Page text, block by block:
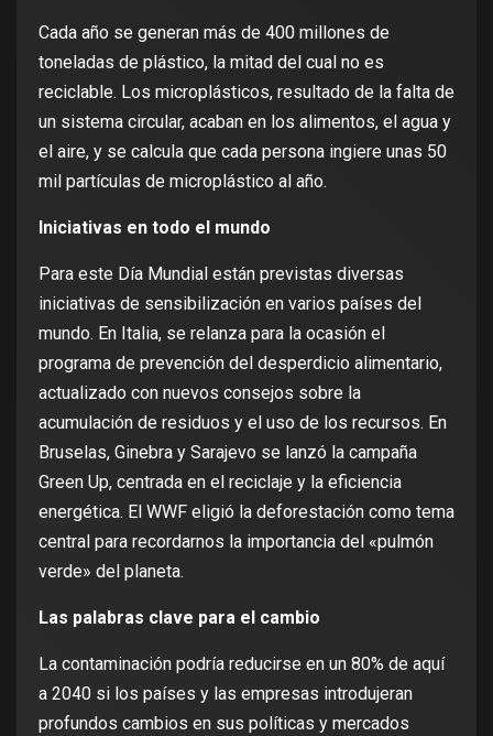
Cada año se generan más de 400 millones de
toneladas de plástico, la mitad del cual no es
reciclable. Los microplásticos, resultado de la falta de
un sistema circular, acaban en los alimentos, el agua y
el aire, y se calcula que cada persona ingiere unas 50
mil partículas de microplástico al año.
Iniciativas en todo el mundo
Para este Día Mundial están previstas diversas
iniciativas de sensibilización en varios países del
mundo. En Italia, se relanza para la ocasión el
programa de prevención del desperdicio alimentario,
actualizado con nuevos consejos sobre la
acumulación de residuos y el uso de los recursos. En
Bruselas, Ginebra y Sarajevo se lanzó la campaña
Green Up, centrada en el reciclaje y la eficiencia
energética. El WWF eligió la deforestación como tema
central para recordarnos la importancia del «pulmón
verde» del planeta.
Las palabras clave para el cambio
La contaminación podría reducirse en un 80% de aquí
a 2040 si los países y las empresas introdujeran
profundos cambios en sus políticas y mercados